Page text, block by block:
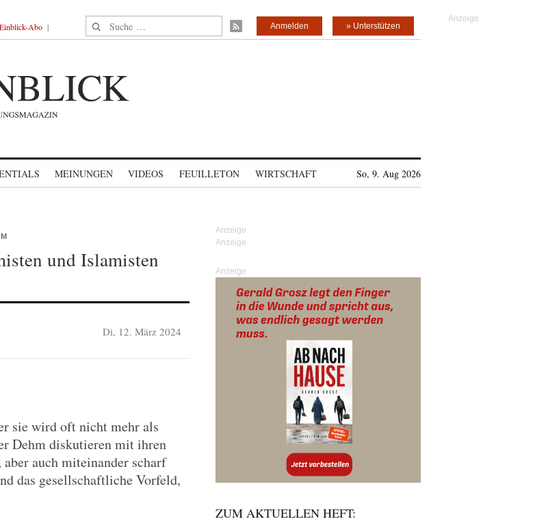
Einblick-Abo Suche nach: » Unterstützen
Anmelden
MEINUNGEN VIDEOS FEUILLETON WIRTSCHAFT So, 9. Aug 2026
und Islamisten
Di, 12. März 2024
sie wird oft nicht mehr als
Dehm diskutieren mit ihren
auch miteinander scharf
das gesellschaftliche Vorfeld,
Anzeige
ZUM AKTUELLEN HEFT: